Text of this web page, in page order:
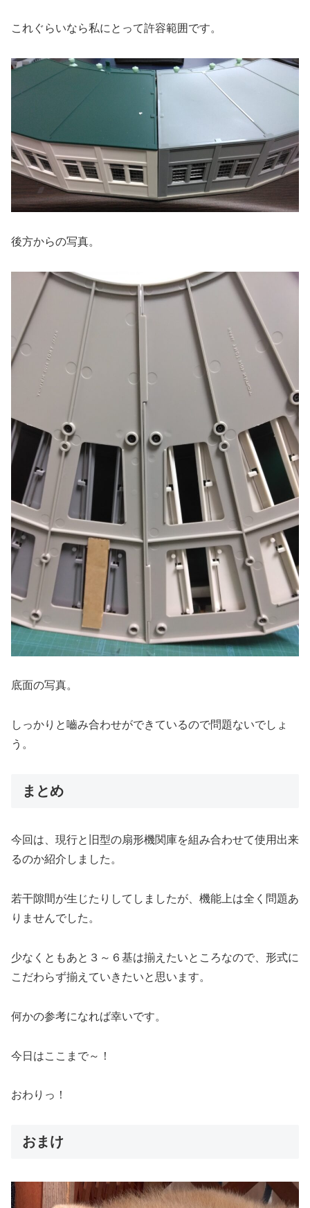
これぐらいなら私にとって許容範囲です。
後方からの写真。
底面の写真。
しっかりと嚙み合わせができているので問題ないでしょ
う。
まとめ
今回は、現行と旧型の扇形機関庫を組み合わせて使用出来
るのか紹介しました。
若干隙間が生じたりしてしましたが、機能上は全く問題あ
りませんでした。
少なくともあと３～６基は揃えたいところなので、形式に
こだわらず揃えていきたいと思います。
何かの参考になれば幸いです。
今日はここまで～！
おわりっ！
おまけ